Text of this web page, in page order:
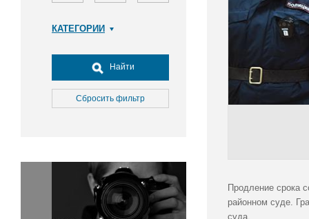
КАТЕГОРИИ
Досуг, туризм и отдых
Культура
Медицина
Окружающая среда
Политика
Правосудие
Найти
Сбросить фильтр
Продление срока
районном суде.
суда.